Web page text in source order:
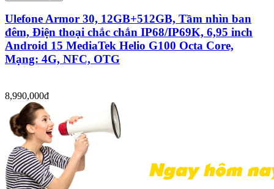
Ulefone Armor 30, 12GB+512GB, Tầm nhìn ban
đêm, Điện thoại chắc chắn IP68/IP69K, 6,95 inch
Android 15 MediaTek Helio G100 Octa Core,
Mạng: 4G, NFC, OTG
8,990,000đ